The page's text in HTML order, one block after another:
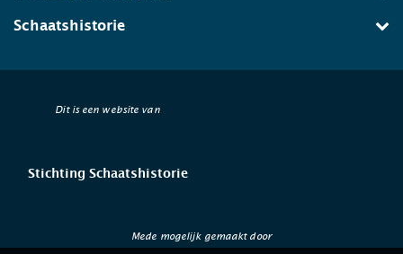
Schaatshistorie
Dit is een website van
Stichting Schaatshistorie
Mede mogelijk gemaakt door